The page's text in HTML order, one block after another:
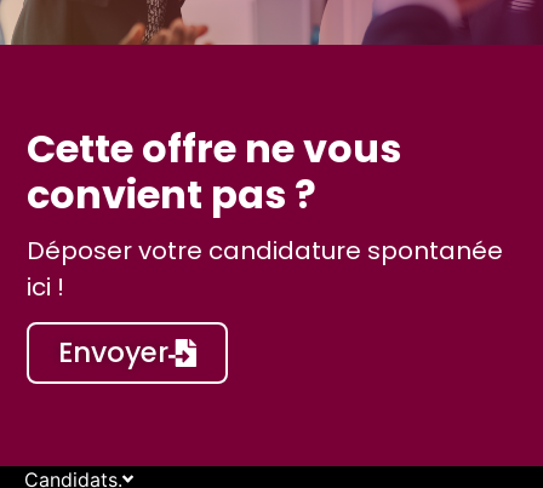
Cette offre ne vous
convient pas ?
Déposer votre candidature spontanée
ici !
Envoyer
Candidats.